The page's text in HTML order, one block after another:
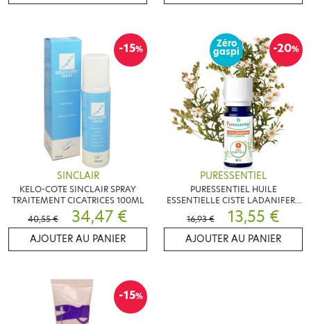
-15%
SINCLAIR
KELO-COTE SINCLAIR SPRAY
TRAITEMENT CICATRICES 100ML
40,55 €
34,47 €
AJOUTER AU PANIER
-20%
Zéro
gaspi
PURESSENTIEL
PURESSENTIEL HUILE
ESSENTIELLE CISTE LADANIFERE
BIO 5ML
16,93 € 13,55 €
AJOUTER AU PANIER
-15%